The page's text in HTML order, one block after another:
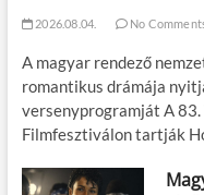
2026.08.04. No
A magyar rendező
romantikus drámája
versenyprogramját A
Filmfesztiválon tartják